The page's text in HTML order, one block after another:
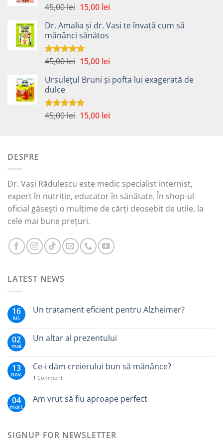
Evaluat la
45,00lei Prețul
a
fost:
45,00 lei.
15,00 leiPrețul
este:
Dr. Amalia și dr. Vasi te învață cum să
mănânci sănătos
Evaluat la
45,00lei Prețul
a
45,00 lei.
15,00 leiPrețul
este:
Ursulețul Bruni și pofta lui exagerată de
dulce
Evaluat la
45,00lei Prețul
15,00 leiPrețul
DESPRE
Dr. Vasi Rădulescu este medic specialist internist,
expert în nutriție, educator în sănătate. În shop-ul
oficial găsești o mulțime de cărți deosebit de utile, la
cele mai bune prețuri.
LATEST NEWS
16
iul.
Un tratament eficient pentru Alzheimer?
02
mai
Un altar al prezentului
13
nov.
Ce-i dăm creierului bun să mănânce?
1 Comment
04
mart.
Am vrut să fiu aproape perfect
SIGNUP FOR NEWSLETTER